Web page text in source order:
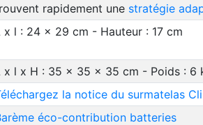
rapidement une stratégie
x l : 24 x 29 cm - Hauteur : 17 cm
x l x H : 35 x 35 x 35 cm - Poids : 6
la notice du surmatelas
éco-contribution batteries